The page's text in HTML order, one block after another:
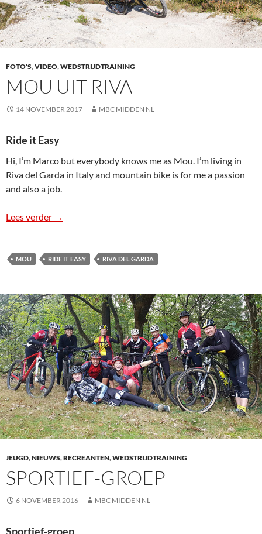
FOTO'S,VIDEO,WEDSTRIJDTRAINING
MOU UIT RIVA
14 NOVEMBER 2017 MBC MIDDEN NL
Ride it Easy
Hi, I’m Marco but everybody knows me as Mou. I’m living in
Riva del Garda in Italy and mountain bike is for me a passion
and also a job.
Lees verder Mou uit Riva
→
MOU RIDE IT EASY RIVA DEL GARDA
JEUGD,NIEUWS,RECREANTEN,WEDSTRIJDTRAINING
SPORTIEF-GROEP
6 NOVEMBER 2016 MBC MIDDEN NL
Sportief-groep